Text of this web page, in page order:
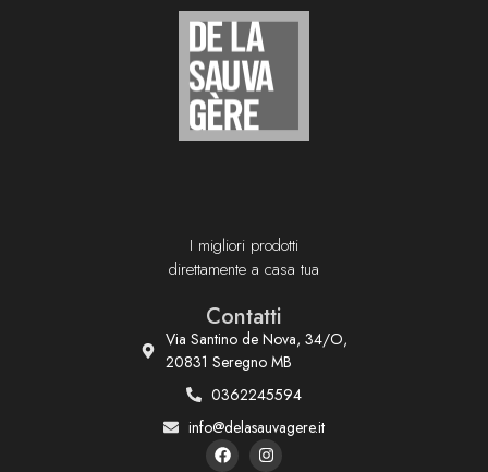
I migliori prodotti
direttamente a casa tua
Contatti
Via Santino de Nova, 34/O,
20831 Seregno MB
0362245594
info@delasauvagere.it